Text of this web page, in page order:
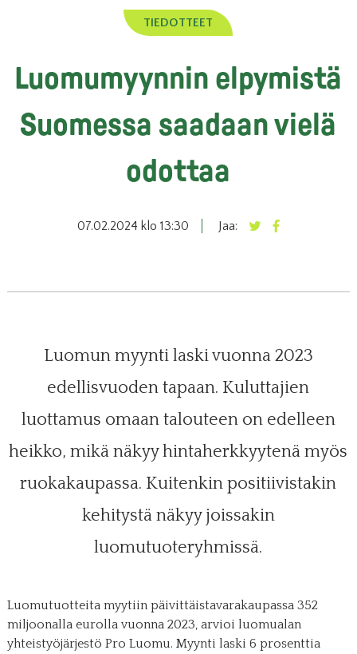
TIEDOTTEET
Luomumyynnin elpymistä
Suomessa saadaan vielä
odottaa
07.02.2024 klo 13:30 Jaa:
Luomun myynti laski vuonna 2023
edellisvuoden tapaan. Kuluttajien
luottamus omaan talouteen on edelleen
heikko, mikä näkyy hintaherkkyytenä myös
ruokakaupassa. Kuitenkin positiivistakin
kehitystä näkyy joissakin
luomutuoteryhmissä.
Luomutuotteita myytiin päivittäistavarakaupassa 352
miljoonalla eurolla vuonna 2023, arvioi luomualan
yhteistyöjärjestö Pro Luomu. Myynti laski 6 prosenttia